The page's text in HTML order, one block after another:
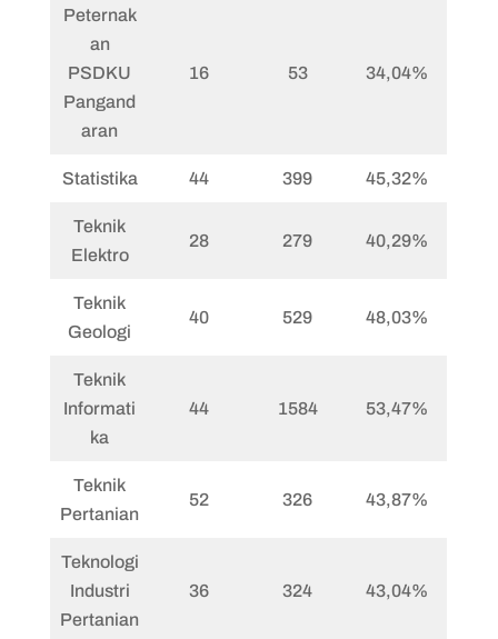
Peternak
an
PSDKU
Pangand
aran
16 53 34,04%
Statistika 44 399 45,32%
Teknik
Elektro
28 279 40,29%
Teknik
Geologi
40 529 48,03%
Teknik
Informati
ka
44 1584 53,47%
Teknik
Pertanian
52 326 43,87%
Teknologi
Industri
Pertanian
36 324 43,04%